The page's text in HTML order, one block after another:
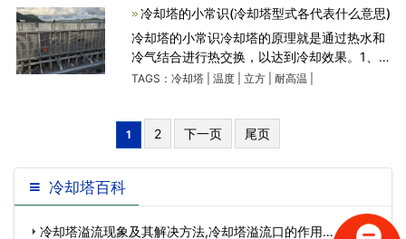
冷、空压站、加
冷却塔的小常识(冷却塔型式各代表什么意思)
冷却塔的小常识冷却塔的原理就是通过热水和
冷气结合进行热交换，以达到冷却效果。1、冷
却塔的组成。2、湿球温度是27度，一般称为
TAGS： 冷却塔| 温度| 立方| 耐高温
1 2 下一页 尾页
冷却塔百科
冷却塔溢流现象及其解决方法,冷却塔溢流口的作用…